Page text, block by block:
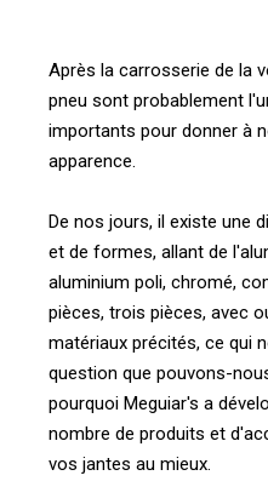
Après la carrosserie de la
pneu sont probablement
importants pour donner à
apparence.
De nos jours, il existe une
et de formes, allant de
aluminium poli, chromé,
pièces, trois pièces, avec
matériaux précités, ce qui
question que pouvons-
pourquoi Meguiar's a
nombre de produits et
vos jantes au mieux.